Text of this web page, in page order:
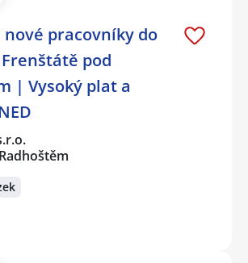
pracovníky do
pod
| Vysoký plat a